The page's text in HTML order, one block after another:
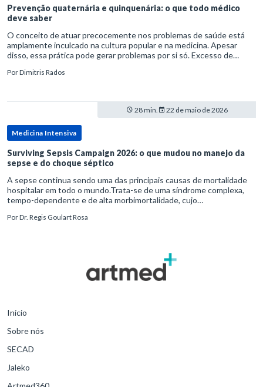
Prevenção quaternária e quinquenária: o que todo médico
deve saber
O conceito de atuar precocemente nos problemas de saúde está
amplamente inculcado na cultura popular e na medicina. Apesar
disso, essa prática pode gerar problemas por si só. Excesso de
PorDimitris Rados
28 min. 22 de maio de 2026
Medicina Intensiva
Surviving Sepsis Campaign 2026: o que mudou no manejo da
sepse e do choque séptico
A sepse continua sendo uma das principais causas de mortalidade
hospitalar em todo o mundo.Trata-se de uma síndrome complexa,
tempo-dependente e de alta morbimortalidade, cujo
para o desfe
PorDr. Regis Goulart Rosa
Início
Sobre nós
SECAD
Jaleko